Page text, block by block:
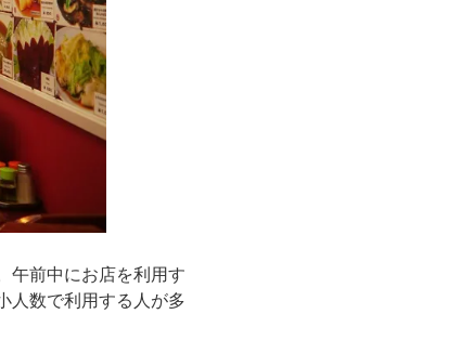
午前中にお店を利用す
人数で利用する人が多